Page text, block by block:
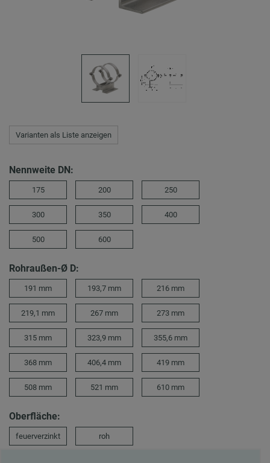
Varianten als Liste anzeigen
Nennweite DN:
175 200 250
300 350 400
500 600
Rohraußen-Ø D:
191 mm 193,7 mm 216 mm
219,1 mm 267 mm 273 mm
315 mm 323,9 mm 355,6 mm
368 mm 406,4 mm 419 mm
508 mm 521 mm 610 mm
Oberfläche:
feuerverzinkt roh